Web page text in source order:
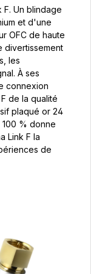
F. Un blindage
et d'une
OFC de haute
divertissement
les
À ses
connexion
de la qualité
plaqué or 24
% donne
Link F la
de